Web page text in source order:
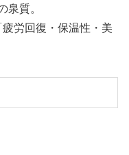
泉質。
労回復・保温性・美